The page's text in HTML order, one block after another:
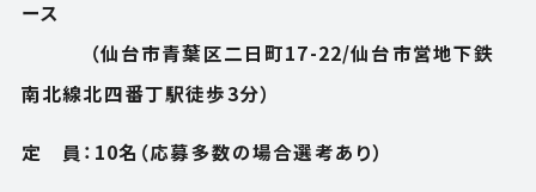
ース
（仙台市青葉区二日町17-22/仙台市営地下鉄
南北線北四番丁駅徒歩3分）
定 員：10名（応募多数の場合選考あり）